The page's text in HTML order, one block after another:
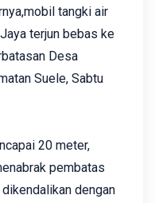
tangki air
terjun bebas ke
Desa
Suele, Sabtu
20 meter,
pembatas
dengan